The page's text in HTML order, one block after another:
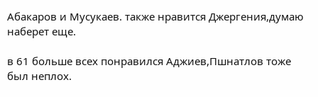
Абакаров и Мусукаев. также нравится Джергения,думаю
наберет еще.
в 61 больше всех понравился Аджиев,Пшнатлов тоже
был неплох.